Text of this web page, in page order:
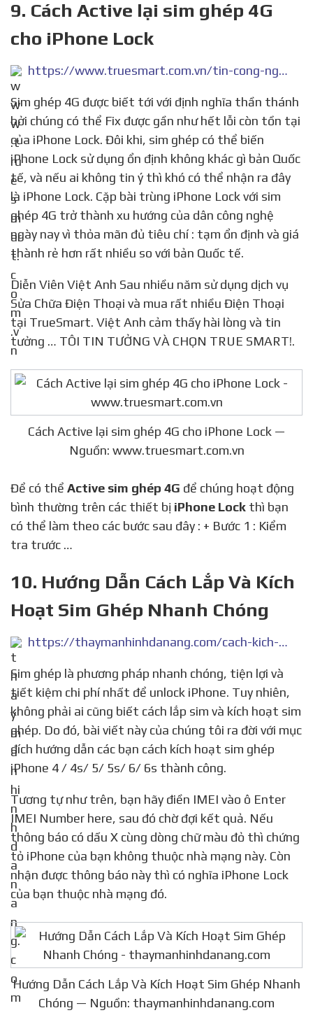
9. Cách Active lại sim ghép 4G
cho iPhone Lock
https://www.truesmart.com.vn/tin-cong-nghe/cach-active-lai-sim-ghep-4g-cho-iphone-lock.html
Sim ghép 4G được biết tới với định nghĩa thần thánh
bởi chúng có thể Fix được gần như hết lỗi còn tồn tại
của iPhone Lock. Đôi khi, sim ghép có thể biến
iPhone Lock sử dụng ổn định không khác gì bản Quốc
tế, và nếu ai không tin ý thì khó có thể nhận ra đây
là iPhone Lock. Cặp bài trùng iPhone Lock với sim
ghép 4G trở thành xu hướng của dân công nghệ
ngày nay vì thỏa mãn đủ tiêu chí : tạm ổn định và giá
thành rẻ hơn rất nhiều so với bản Quốc tế.
Diễn Viên Việt Anh Sau nhiều năm sử dụng dịch vụ
Sửa Chữa Điện Thoại và mua rất nhiều Điện Thoại
tại TrueSmart. Việt Anh cảm thấy hài lòng và tin
tưởng … TÔI TIN TƯỞNG VÀ CHỌN TRUE SMART!.
Cách Active lại sim ghép 4G cho iPhone Lock —
Nguồn: www.truesmart.com.vn
Để có thể Active sim ghép 4G để chúng hoạt động
bình thường trên các thiết bị iPhone Lock thì bạn
có thể làm theo các bước sau đây : + Bước 1 : Kiểm
tra trước …
10. Hướng Dẫn Cách Lắp Và Kích
Hoạt Sim Ghép Nhanh Chóng
https://thaymanhinhdanang.com/cach-kich-hoat-sim-ghep-iphone-4-5-6/
Sim ghép là phương pháp nhanh chóng, tiện lợi và
tiết kiệm chi phí nhất để unlock iPhone. Tuy nhiên,
không phải ai cũng biết cách lắp sim và kích hoạt sim
ghép. Do đó, bài viết này của chúng tôi ra đời với mục
đích hướng dẫn các bạn cách kích hoạt sim ghép
iPhone 4 / 4s/ 5/ 5s/ 6/ 6s thành công.
Tương tự như trên, bạn hãy điền IMEI vào ô Enter
IMEI Number here, sau đó chờ đợi kết quả. Nếu
thông báo có dấu X cùng dòng chữ màu đỏ thì chứng
tỏ iPhone của bạn không thuộc nhà mạng này. Còn
nhận được thông báo này thì có nghĩa iPhone Lock
của bạn thuộc nhà mạng đó.
Hướng Dẫn Cách Lắp Và Kích Hoạt Sim Ghép Nhanh
Chóng — Nguồn: thaymanhinhdanang.com